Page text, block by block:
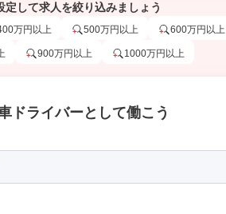
定して求人を絞り込みましょう
万円以上 500万円以上 600万円以上
900万円以上 1000万円以上
ライバーとして働こう